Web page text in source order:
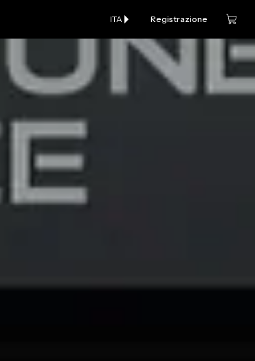
ITA Registrazione